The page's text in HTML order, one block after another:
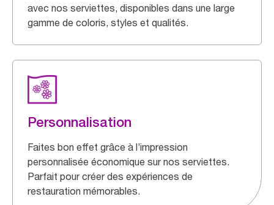
avec nos serviettes, disponibles dans une large
gamme de coloris, styles et qualités.
Personnalisation
Faites bon effet grâce à l’impression
personnalisée économique sur nos serviettes.
Parfait pour créer des expériences de
restauration mémorables.